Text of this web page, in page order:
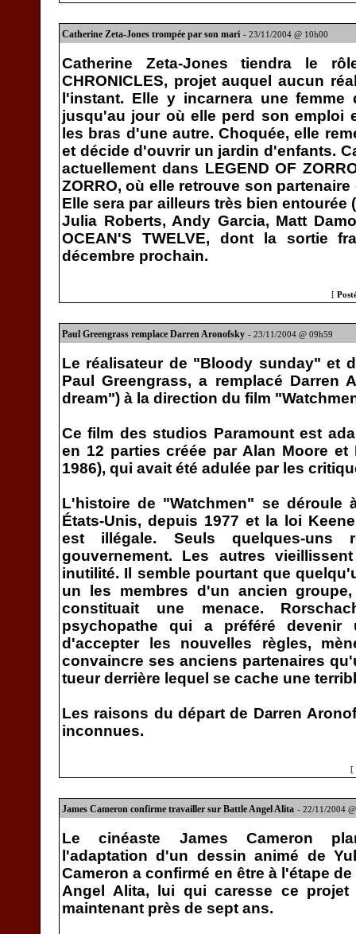
Catherine Zeta-Jones trompée par son mari - 23/11/2004 @ 10h00
Catherine Zeta-Jones tiendra le
CHRONICLES, projet auquel aucun
l'instant. Elle y incarnera une
jusqu'au jour où elle perd son emploi
les bras d'une autre. Choquée, elle
et décide d'ouvrir un jardin d'enfants.
actuellement dans LEGEND OF
ZORRO, où elle retrouve son
Elle sera par ailleurs très bien entourée
Julia Roberts, Andy Garcia, Matt
OCEAN'S TWELVE, dont la sortie
décembre prochain.
[
Paul Greengrass remplace Darren Aronofsky - 23/11/2004 @ 09h59
Le réalisateur de "Bloody sunday" et
Paul Greengrass, a remplacé Darren
dream") à la direction du film
Ce film des studios Paramount est
en 12 parties créée par Alan Moore et
1986), qui avait été adulée par les
L'histoire de "Watchmen" se déroule
États-Unis, depuis 1977 et la loi
est illégale. Seuls quelques-
gouvernement. Les autres
inutilité. Il semble pourtant que
un les membres d'un ancien
constituait une menace.
psychopathe qui a préféré devenir
d'accepter les nouvelles règles,
convaincre ses anciens partenaires
tueur derrière lequel se cache une
Les raisons du départ de Darren
inconnues.
[
James Cameron confirme travailler sur Battle Angel Alita - 22/11/2004
Le cinéaste James Cameron
l'adaptation d'un dessin animé de
Cameron a confirmé en être à l'étape
Angel Alita, lui qui caresse ce projet
maintenant près de sept ans.